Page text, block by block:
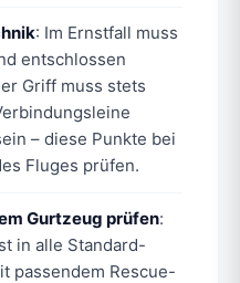
: Im Ernstfall muss
entschlossen
Griff muss stets
– diese Punkte bei
Fluges prüfen.
Gurtzeug prüfen:
in alle Standard-
passendem Rescue-